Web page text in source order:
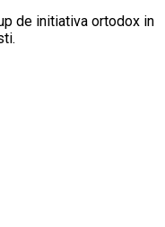
de initiativa ortodox in